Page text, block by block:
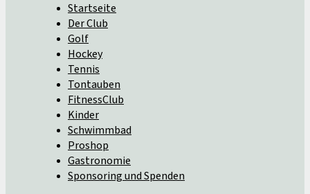
Startseite
Der Club
Golf
Hockey
Tennis
Tontauben
FitnessClub
Kinder
Schwimmbad
Proshop
Gastronomie
Sponsoring und Spenden